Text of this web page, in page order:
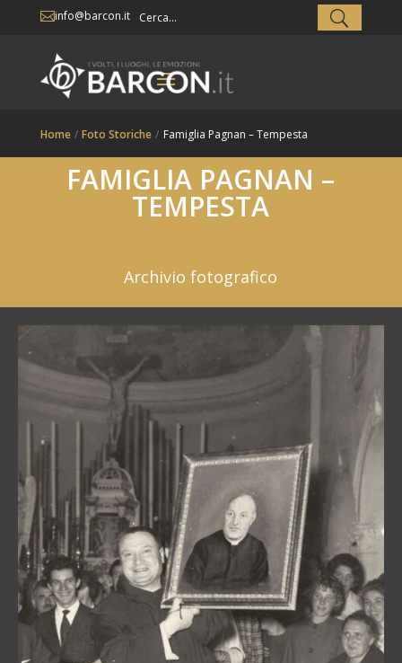
info@barcon.it
Home / Foto Storiche / Famiglia Pagnan – Tempesta
FAMIGLIA PAGNAN –
TEMPESTA
Archivio fotografico